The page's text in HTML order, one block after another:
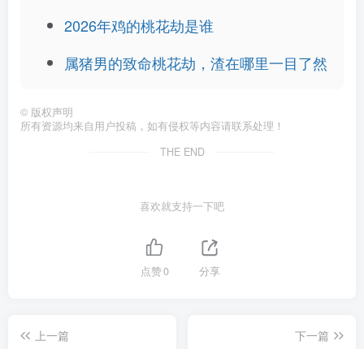
2026年鸡的桃花劫是谁
属猪男的致命桃花劫，渣在哪里一目了然
© 版权声明
所有资源均来自用户投稿，如有侵权等内容请联系处理！
THE END
喜欢就支持一下吧
点赞0 分享
上一篇
下一篇